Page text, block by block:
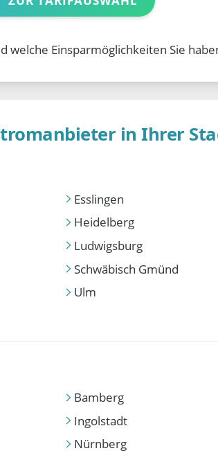
welche Einsparmöglichkeiten Sie
in Ihrer
Esslingen
Heidelberg
Ludwigsburg
Schwäbisch Gmünd
Ulm
Bamberg
Ingolstadt
Nürnberg